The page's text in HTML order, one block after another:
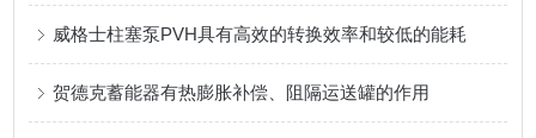
威格士柱塞泵PVH具有高效的转换效率和较低的能耗
贺德克蓄能器有热膨胀补偿、阻隔运送罐的作用